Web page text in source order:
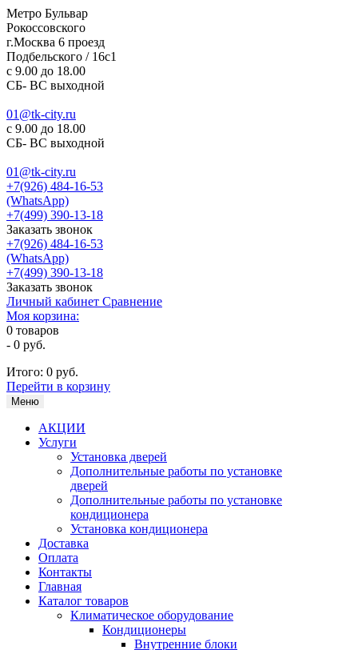
Метро Бульвар
Рокоссовского
г.Москва 6 проезд
Подбельского / 16с1
c 9.00 до 18.00
СБ- ВС выходной
01@tk-city.ru
c 9.00 до 18.00
СБ- ВС выходной
01@tk-city.ru
+7(926) 484-16-53
(WhatsApp)
+7(499) 390-13-18
Заказать звонок
+7(926) 484-16-53
(WhatsApp)
+7(499) 390-13-18
Заказать звонок
Личный кабинет Сравнение
Моя корзина:
0 товаров
- 0 руб.
Итого: 0 руб.
Перейти в корзину
Меню
АКЦИИ
Услуги
Установка дверей
Дополнительные работы по установке
дверей
Дополнительные работы по установке
кондиционера
Установка кондиционера
Доставка
Оплата
Контакты
Главная
Каталог товаров
Климатическое оборудование
Кондиционеры
Внутренние блоки